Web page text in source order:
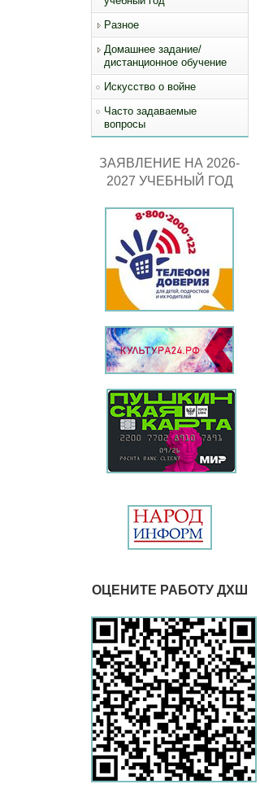
Разное
Домашнее задание/
дистанционное обучение
Искусство о войне
Часто задаваемые
вопросы
ЗАЯВЛЕНИЕ НА 2026-
2027 УЧЕБНЫЙ ГОД
ОЦЕНИТЕ РАБОТУ ДХШ